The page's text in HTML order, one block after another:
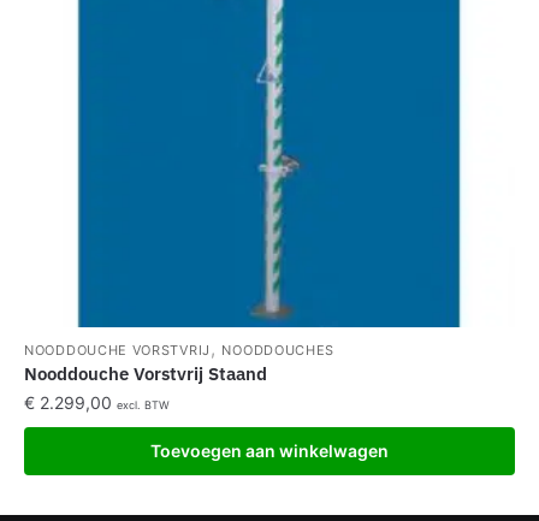
NOODDOUCHE VORSTVRIJ , NOODDOUCHES
Nooddouche Vorstvrij Staand
€ 2.299,00 excl. BTW
Toevoegen aan winkelwagen